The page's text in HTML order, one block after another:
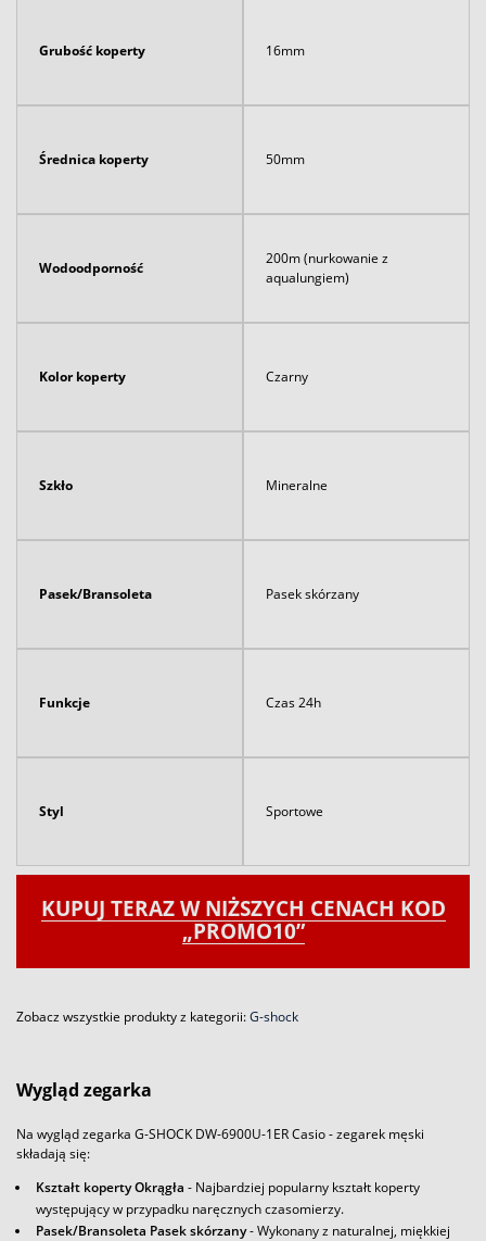
Grubość koperty 16mm
Średnica koperty 50mm
Wodoodporność
200m (nurkowanie z
aqualungiem)
Kolor koperty Czarny
Szkło Mineralne
Pasek/Bransoleta Pasek skórzany
Funkcje Czas 24h
Styl Sportowe
KUPUJ TERAZ W NIŻSZYCH CENACH KOD
„PROMO10”
Zobacz wszystkie produkty z kategorii:G-shock
Wygląd zegarka
Na wygląd zegarka G-SHOCK DW-6900U-1ER Casio - zegarek męski
składają się:
Kształt koperty Okrągła - Najbardziej popularny kształt koperty
występujący w przypadku naręcznych czasomierzy.
Pasek/Bransoleta Pasek skórzany- Wykonany z naturalnej, miękkiej